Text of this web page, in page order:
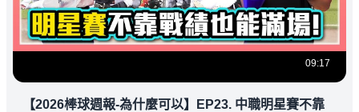
09:17
【2026棒球週報-為什麼可以】EP23. 中職明星賽不靠